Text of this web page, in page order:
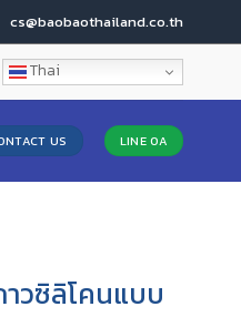
cs@baobaothailand.co.th
Thai
US LINE OA
วซิลิโคนแบบ